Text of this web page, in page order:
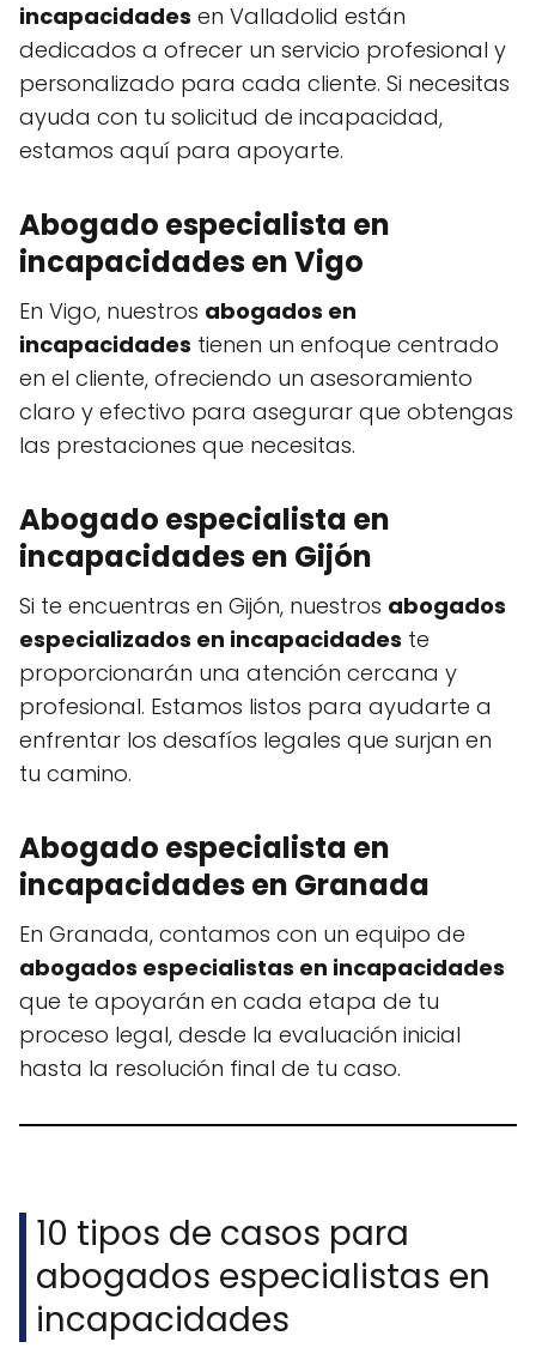
incapacidades en Valladolid están
dedicados a ofrecer un servicio profesional y
personalizado para cada cliente. Si necesitas
ayuda con tu solicitud de incapacidad,
estamos aquí para apoyarte.
Abogado especialista en
incapacidades en Vigo
En Vigo, nuestros abogados en
incapacidades tienen un enfoque centrado
en el cliente, ofreciendo un asesoramiento
claro y efectivo para asegurar que obtengas
las prestaciones que necesitas.
Abogado especialista en
incapacidades en Gijón
Si te encuentras en Gijón, nuestros abogados
especializados en incapacidades te
proporcionarán una atención cercana y
profesional. Estamos listos para ayudarte a
enfrentar los desafíos legales que surjan en
tu camino.
Abogado especialista en
incapacidades en Granada
En Granada, contamos con un equipo de
abogados especialistas en incapacidades
que te apoyarán en cada etapa de tu
proceso legal, desde la evaluación inicial
hasta la resolución final de tu caso.
10 tipos de casos para
abogados especialistas en
incapacidades